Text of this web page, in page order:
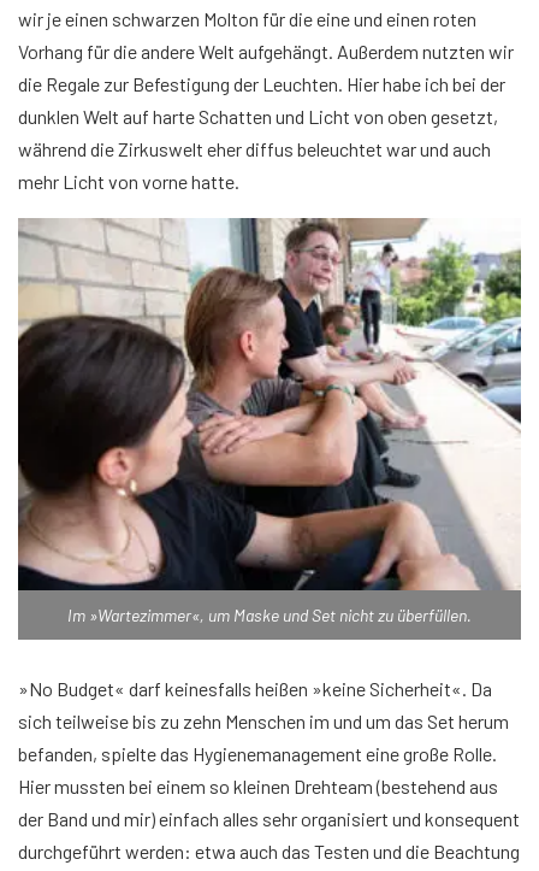
wir je einen schwarzen Molton für die eine und einen roten
Vorhang für die andere Welt aufgehängt. Außerdem nutzten wir
die Regale zur Befestigung der Leuchten. Hier habe ich bei der
dunklen Welt auf harte Schatten und Licht von oben gesetzt,
während die Zirkuswelt eher diffus beleuchtet war und auch
mehr Licht von vorne hatte.
Im »Wartezimmer«, um Maske und Set nicht zu überfüllen.
»No Budget« darf keinesfalls heißen »keine Sicherheit«. Da
sich teilweise bis zu zehn Menschen im und um das Set herum
befanden, spielte das Hygienemanagement eine große Rolle.
Hier mussten bei einem so kleinen Drehteam (bestehend aus
der Band und mir) einfach alles sehr organisiert und konsequent
durchgeführt werden: etwa auch das Testen und die Beachtung